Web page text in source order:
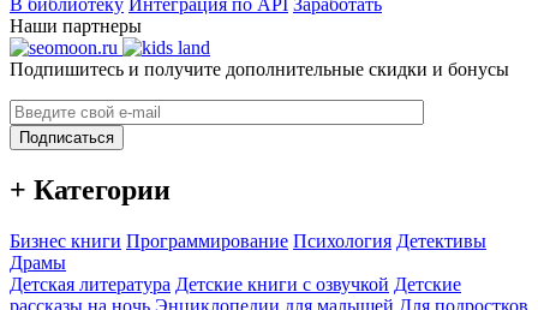
В библиотеку Интеграция по API Заработать
Наши партнеры
Подпишитесь и получите дополнительные скидки и бонусы
Подписаться
+ Категории
Бизнес книги Программирование Психология Детективы
Драмы
Детская литература Детские книги с озвучкой Детские
рассказы на ночь Энциклопедии для малышей Для подростков